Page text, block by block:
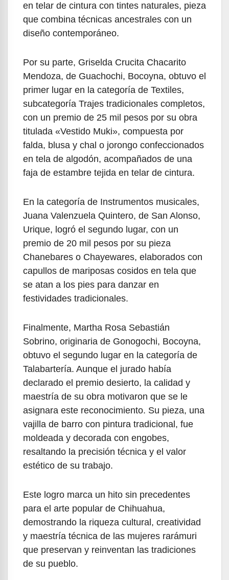
en telar de cintura con tintes naturales, pieza
que combina técnicas ancestrales con un
diseño contemporáneo.
Por su parte, Griselda Crucita Chacarito
Mendoza, de Guachochi, Bocoyna, obtuvo el
primer lugar en la categoría de Textiles,
subcategoría Trajes tradicionales completos,
con un premio de 25 mil pesos por su obra
titulada «Vestido Muki», compuesta por
falda, blusa y chal o jorongo confeccionados
en tela de algodón, acompañados de una
faja de estambre tejida en telar de cintura.
En la categoría de Instrumentos musicales,
Juana Valenzuela Quintero, de San Alonso,
Urique, logró el segundo lugar, con un
premio de 20 mil pesos por su pieza
Chanebares o Chayewares, elaborados con
capullos de mariposas cosidos en tela que
se atan a los pies para danzar en
festividades tradicionales.
Finalmente, Martha Rosa Sebastián
Sobrino, originaria de Gonogochi, Bocoyna,
obtuvo el segundo lugar en la categoría de
Talabartería. Aunque el jurado había
declarado el premio desierto, la calidad y
maestría de su obra motivaron que se le
asignara este reconocimiento. Su pieza, una
vajilla de barro con pintura tradicional, fue
moldeada y decorada con engobes,
resaltando la precisión técnica y el valor
estético de su trabajo.
Este logro marca un hito sin precedentes
para el arte popular de Chihuahua,
demostrando la riqueza cultural, creatividad
y maestría técnica de las mujeres rarámuri
que preservan y reinventan las tradiciones
de su pueblo.